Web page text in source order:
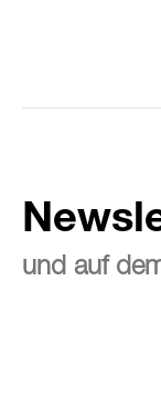
und auf